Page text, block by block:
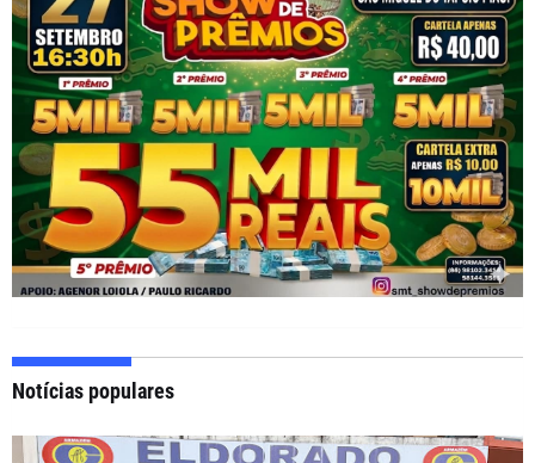
Notícias populares